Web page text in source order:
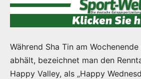
Während Sha Tin am
abhält, bezeichnet man den
Happy Valley, als „Happy